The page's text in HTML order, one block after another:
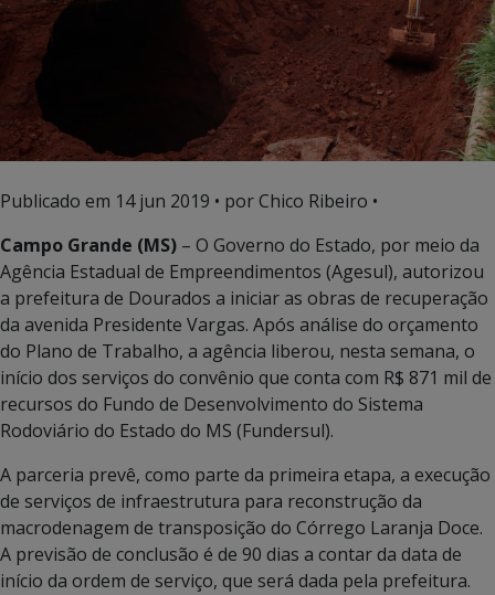
Publicado em 14 jun 2019 • por Chico Ribeiro •
Campo Grande (MS) – O Governo do Estado, por meio da
Agência Estadual de Empreendimentos (Agesul), autorizou
a prefeitura de Dourados a iniciar as obras de recuperação
da avenida Presidente Vargas. Após análise do orçamento
do Plano de Trabalho, a agência liberou, nesta semana, o
início dos serviços do convênio que conta com R$ 871 mil de
recursos do Fundo de Desenvolvimento do Sistema
Rodoviário do Estado do MS (Fundersul).
A parceria prevê, como parte da primeira etapa, a execução
de serviços de infraestrutura para reconstrução da
macrodenagem de transposição do Córrego Laranja Doce.
A previsão de conclusão é de 90 dias a contar da data de
início da ordem de serviço, que será dada pela prefeitura.